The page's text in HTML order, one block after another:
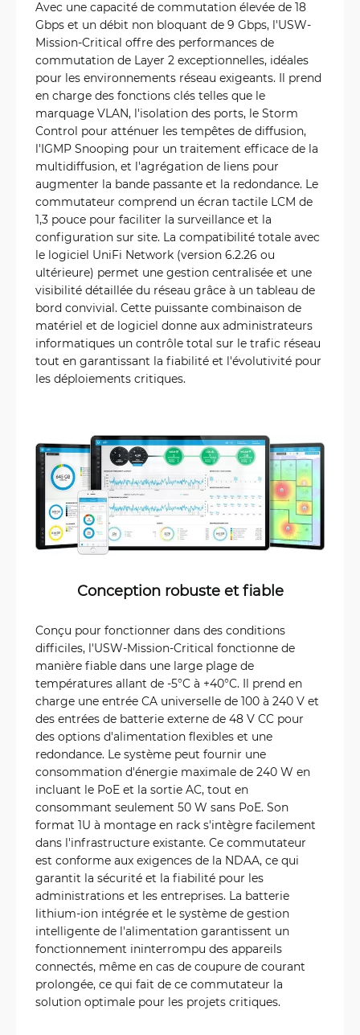
Avec une capacité de commutation élevée de 18
Gbps et un débit non bloquant de 9 Gbps, l'USW-
Mission-Critical offre des performances de
commutation de Layer 2 exceptionnelles, idéales
pour les environnements réseau exigeants. Il prend
en charge des fonctions clés telles que le
marquage VLAN, l'isolation des ports, le Storm
Control pour atténuer les tempêtes de diffusion,
l'IGMP Snooping pour un traitement efficace de la
multidiffusion, et l'agrégation de liens pour
augmenter la bande passante et la redondance. Le
commutateur comprend un écran tactile LCM de
1,3 pouce pour faciliter la surveillance et la
configuration sur site. La compatibilité totale avec
le logiciel UniFi Network (version 6.2.26 ou
ultérieure) permet une gestion centralisée et une
visibilité détaillée du réseau grâce à un tableau de
bord convivial. Cette puissante combinaison de
matériel et de logiciel donne aux administrateurs
informatiques un contrôle total sur le trafic réseau
tout en garantissant la fiabilité et l'évolutivité pour
les déploiements critiques.
Conception robuste et fiable
Conçu pour fonctionner dans des conditions
difficiles, l'USW-Mission-Critical fonctionne de
manière fiable dans une large plage de
températures allant de -5°C à +40°C. Il prend en
charge une entrée CA universelle de 100 à 240 V et
des entrées de batterie externe de 48 V CC pour
des options d'alimentation flexibles et une
redondance. Le système peut fournir une
consommation d'énergie maximale de 240 W en
incluant le PoE et la sortie AC, tout en
consommant seulement 50 W sans PoE. Son
format 1U à montage en rack s'intègre facilement
dans l'infrastructure existante. Ce commutateur
est conforme aux exigences de la NDAA, ce qui
garantit la sécurité et la fiabilité pour les
administrations et les entreprises. La batterie
lithium-ion intégrée et le système de gestion
intelligente de l'alimentation garantissent un
fonctionnement ininterrompu des appareils
connectés, même en cas de coupure de courant
prolongée, ce qui fait de ce commutateur la
solution optimale pour les projets critiques.